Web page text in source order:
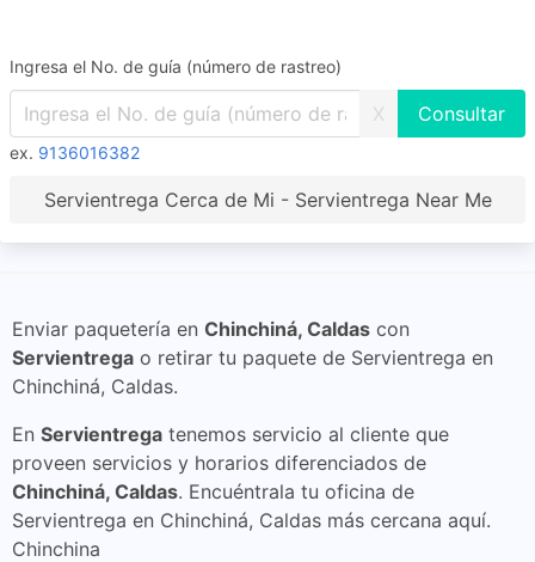
Ingresa el No. de guía (número de rastreo)
X
ex. 9136016382
Servientrega Cerca de Mi - Servientrega Near Me
Enviar paquetería en Chinchiná, Caldas con
Servientrega o retirar tu paquete de Servientrega en
Chinchiná, Caldas.
En Servientrega tenemos servicio al cliente que
proveen servicios y horarios diferenciados de
Chinchiná, Caldas. Encuéntrala tu oficina de
Servientrega en Chinchiná, Caldas más cercana aquí.
Chinchina